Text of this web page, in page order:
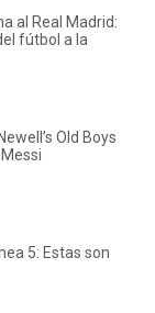
al Real Madrid:
fútbol a la
Old Boys
5: Estas son